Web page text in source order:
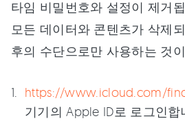
타임 비밀번호와 설정이 제거
모든 데이터와 콘텐츠가 삭제
후의 수단으로만 사용하는 것
https://www.icloud.com/
기기의 Apple ID로 로그인합